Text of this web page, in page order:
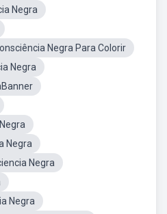
Negra
Negra Para Colorir
Negra
Negra
Negra
Negra